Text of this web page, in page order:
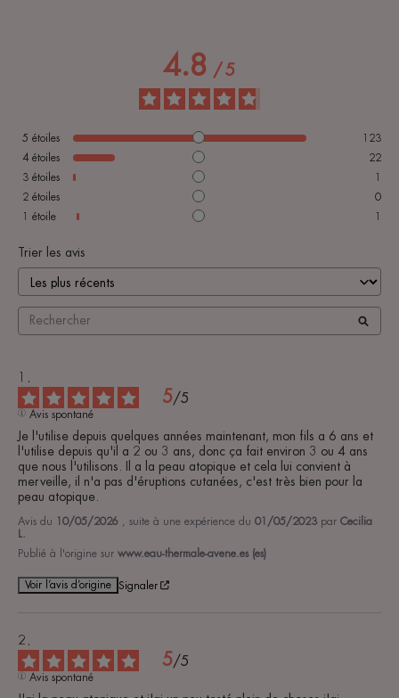
4.8 /5
5 étoiles
123
4 étoiles
22
3 étoiles
1
2 étoiles
0
1 étoile 1
Trier les avis
5/5
Avis spontané
Je l'utilise depuis quelques années maintenant, mon fils a 6 ans et
l'utilise depuis qu'il a 2 ou 3 ans, donc ça fait environ 3 ou 4 ans
que nous l'utilisons. Il a la peau atopique et cela lui convient à
merveille, il n'a pas d'éruptions cutanées, c'est très bien pour la
peau atopique.
Avis du 10/05/2026 , suite à une expérience du 01/05/2023 par Cecilia
L.
Publié à l'origine sur www.eau-thermale-avene.es (es)
Voir l’avis d’origine Signaler
5/5
Avis spontané